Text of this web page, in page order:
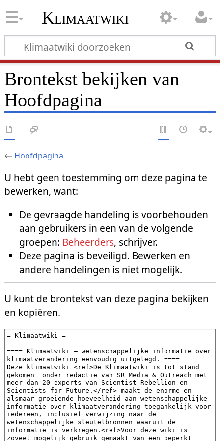
Klimaatwiki
Brontekst bekijken van
Hoofdpagina
← Hoofdpagina
U hebt geen toestemming om deze pagina te
bewerken, want:
De gevraagde handeling is voorbehouden
aan gebruikers in een van de volgende
groepen: Beheerders, schrijver.
Deze pagina is beveiligd. Bewerken en
andere handelingen is niet mogelijk.
U kunt de brontekst van deze pagina bekijken
en kopiëren.